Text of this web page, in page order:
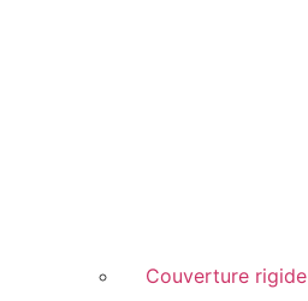
Couverture rigide